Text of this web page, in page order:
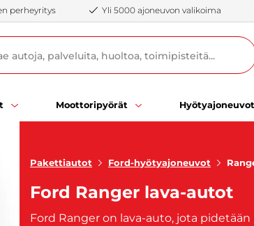
perheyritys Yli 5000 ajoneuvon valikoima
Moottoripyörät Hyötyajoneuvot
Pakettiautot Ford-hyötyajoneuvot
Ford Ranger lava-autot
Ford Ranger on lava-auto, jota